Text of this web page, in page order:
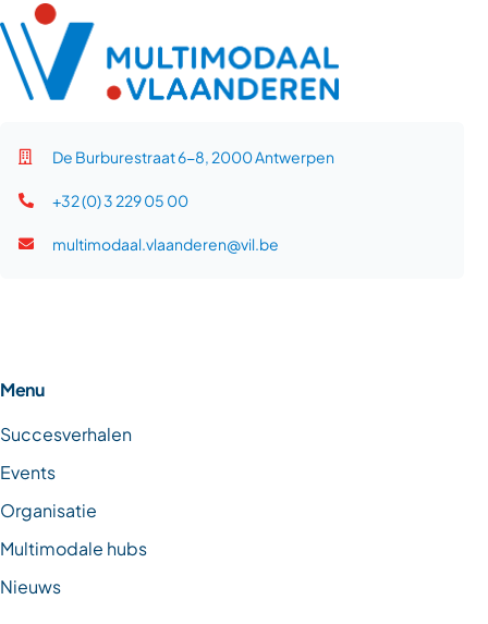
De Burburestraat 6-8, 2000 Antwerpen
+32 (0) 3 229 05 00
multimodaal.vlaanderen@vil.be
Menu
Succesverhalen
Events
Organisatie
Multimodale hubs
Nieuws